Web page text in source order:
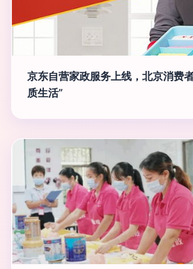
京东自营家政服务上线，北京消费
质生活”